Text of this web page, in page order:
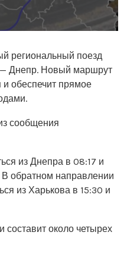
региональный поезд
Днепр. Новый маршрут
и обеспечит прямое
сообщения
из Днепра в 08:17 и
обратном направлении
из Харькова в 15:30 и
около четырех